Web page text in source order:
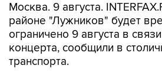
Москва. 9 августа.
районе "Лужников" будет
ограничено 9 августа в
концерта, сообщили в
транспорта.